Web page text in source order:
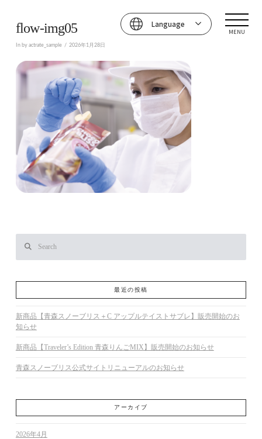
Language
MENU
flow-img05
In by actrate_sample 2026年1月28日
最近の投稿
新商品【青森スノーブリス＋C アップルテイストサブレ】販売開始のお
知らせ
新商品【Traveler’s Edition 青森りんごMIX】販売開始のお知らせ
青森スノーブリス公式サイトリニューアルのお知らせ
アーカイブ
2026年4月